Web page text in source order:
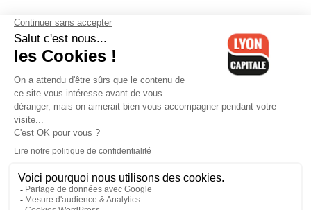
Contactez-nous-Mentions légales-CGV-Politique de
confidentialité-Gestion des cookies